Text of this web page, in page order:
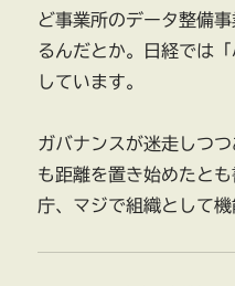
ど事業所のデータ整備
るんだとか。日経では
しています。
ガバナンスが迷走しつ
も距離を置き始めたと
庁、マジで組織として機